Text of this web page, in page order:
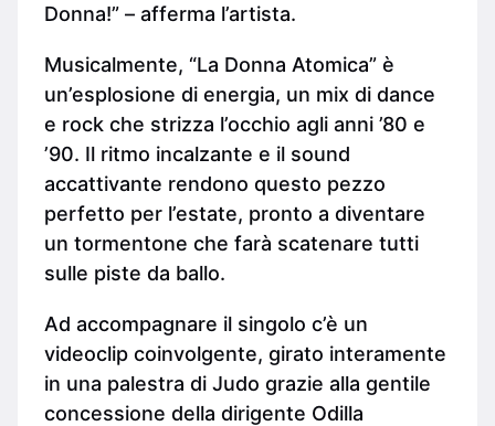
Donna!” – afferma l’artista.
Musicalmente, “La Donna Atomica” è
un’esplosione di energia, un mix di dance
e rock che strizza l’occhio agli anni ’80 e
’90. Il ritmo incalzante e il sound
accattivante rendono questo pezzo
perfetto per l’estate, pronto a diventare
un tormentone che farà scatenare tutti
sulle piste da ballo.
Ad accompagnare il singolo c’è un
videoclip coinvolgente, girato interamente
in una palestra di Judo grazie alla gentile
concessione della dirigente Odilla